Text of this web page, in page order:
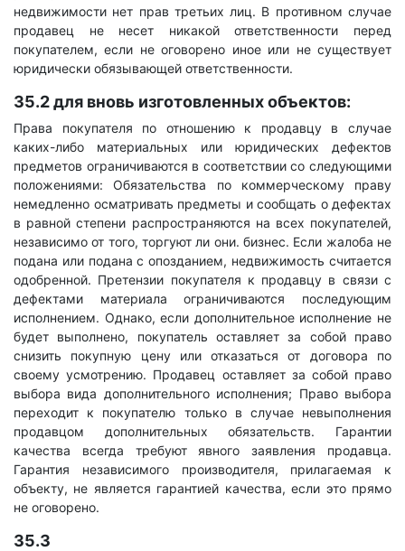
недвижимости нет прав третьих лиц. В противном случае
продавец не несет никакой ответственности перед
покупателем, если не оговорено иное или не существует
юридически обязывающей ответственности.
35.2 для вновь изготовленных объектов:
Права покупателя по отношению к продавцу в случае
каких-либо материальных или юридических дефектов
предметов ограничиваются в соответствии со следующими
положениями: Обязательства по коммерческому праву
немедленно осматривать предметы и сообщать о дефектах
в равной степени распространяются на всех покупателей,
независимо от того, торгуют ли они. бизнес. Если жалоба не
подана или подана с опозданием, недвижимость считается
одобренной. Претензии покупателя к продавцу в связи с
дефектами материала ограничиваются последующим
исполнением. Однако, если дополнительное исполнение не
будет выполнено, покупатель оставляет за собой право
снизить покупную цену или отказаться от договора по
своему усмотрению. Продавец оставляет за собой право
выбора вида дополнительного исполнения; Право выбора
переходит к покупателю только в случае невыполнения
продавцом дополнительных обязательств. Гарантии
качества всегда требуют явного заявления продавца.
Гарантия независимого производителя, прилагаемая к
объекту, не является гарантией качества, если это прямо
не оговорено.
35.3